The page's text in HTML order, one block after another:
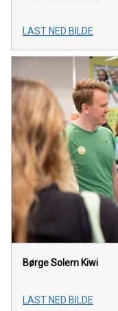
LAST NED BILDE
Børge Solem Kiwi
LAST NED BILDE